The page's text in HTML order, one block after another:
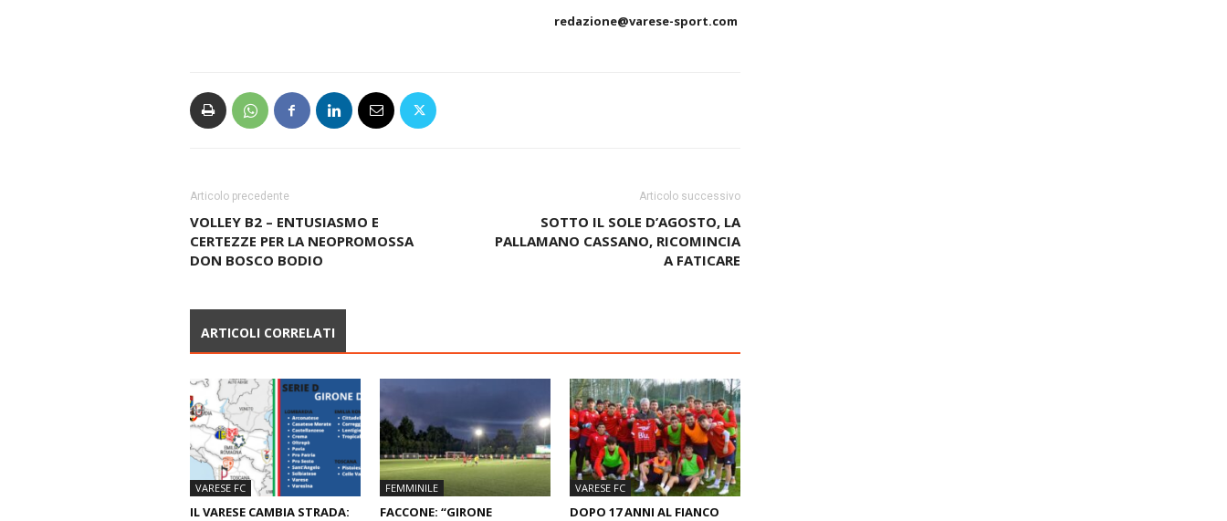
redazione@varese-sport.com
Articolo precedente
VOLLEY B2 – ENTUSIASMO E
CERTEZZE PER LA NEOPROMOSSA
DON BOSCO BODIO
Articolo successivo
SOTTO IL SOLE D’AGOSTO, LA
PALLAMANO CASSANO, RICOMINCIA
A FATICARE
ARTICOLI CORRELATI
VARESE FC
IL VARESE CAMBIA STRADA:
FEMMINILE
FACCONE: “GIRONE
VARESE FC
DOPO 17 ANNI AL FIANCO